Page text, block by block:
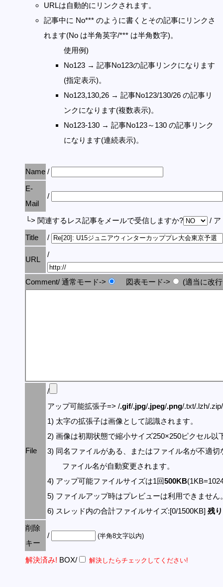
URLは自動的にリンクされます。
記事中に No*** のように書くとその記事にリンクさ
れます(No は半角英字/*** は半角数字)。
使用例)
No123 → 記事No123の記事リンクになります
(指定表示)。
No123,130,26 → 記事No123/130/26 の記事リ
ンクになります(複数表示)。
No123-130 → 記事No123～130 の記事リンク
になります(連続表示)。
Name /
E-
Mail
/
└> 関連するレス記事をメールで受信しますか?
/ ア
Title
/
URL
/
Comment/ 通常モード-> 図表モード-> (適当に改
File
/
アップ可能拡張子=> /.gif/.jpg/.jpeg/.png/.txt/.lzh/
1) 太字の拡張子は画像として認識されます。
2) 画像は初期状態で縮小サイズ250×250ピクセル以
3) 同名ファイルがある、またはファイル名が不適切
ファイル名が自動変更されます。
4) アップ可能ファイルサイズは1回500KB
5) ファイルアップ時はプレビューは利用できません
6) スレッド内の合計ファイルサイズ:[0/1500KB] 残
削除
キー
/ (半角8文字以内)
解決済み! BOX/ 解決したらチェックしてください!